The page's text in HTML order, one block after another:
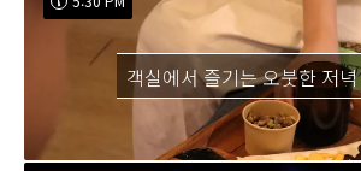
객실에서 즐기는 오붓한 저